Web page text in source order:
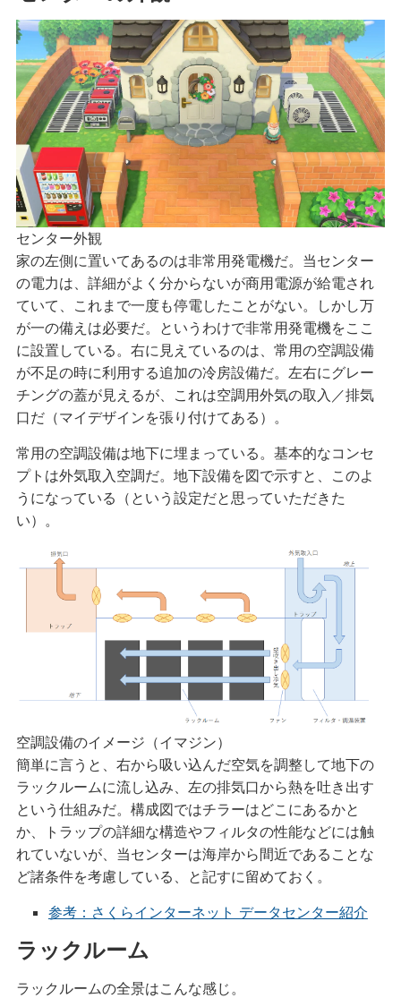
センター外観
家の左側に置いてあるのは非常用発電機だ。当センター
の電力は、詳細がよく分からないが商用電源が給電され
ていて、これまで一度も停電したことがない。しかし万
が一の備えは必要だ。というわけで非常用発電機をここ
に設置している。右に見えているのは、常用の空調設備
が不足の時に利用する追加の冷房設備だ。左右にグレー
チングの蓋が見えるが、これは空調用外気の取入／排気
口だ（マイデザインを張り付けてある）。
常用の空調設備は地下に埋まっている。基本的なコンセ
プトは外気取入空調だ。地下設備を図で示すと、このよ
うになっている（という設定だと思っていただきた
い）。
空調設備のイメージ（イマジン）
簡単に言うと、右から吸い込んだ空気を調整して地下の
ラックルームに流し込み、左の排気口から熱を吐き出す
という仕組みだ。構成図ではチラーはどこにあるかと
か、トラップの詳細な構造やフィルタの性能などには触
れていないが、当センターは海岸から間近であることな
ど諸条件を考慮している、と記すに留めておく。
参考：さくらインターネット データセンター紹介
ラックルーム
ラックルームの全景はこんな感じ。